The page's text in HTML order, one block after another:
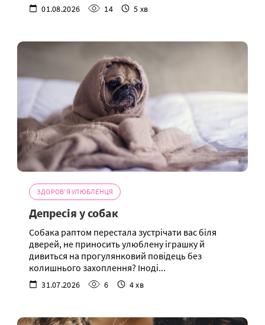
01.08.2026 14 5 хв
ЗДОРОВ'Я УЛЮБЛЕНЦЯ
Депресія у собак
Собака раптом перестала зустрічати вас біля
дверей, не приносить улюблену іграшку й
дивиться на прогулянковий повідець без
колишнього захоплення? Іноді...
31.07.2026 6 4 хв